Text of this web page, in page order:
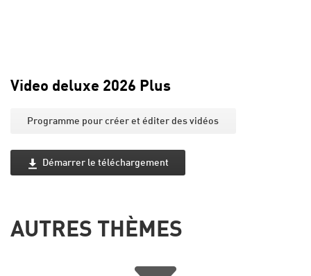
Video deluxe 2026 Plus
Programme pour créer et éditer des vidéos
Démarrer le téléchargement
AUTRES THÈMES